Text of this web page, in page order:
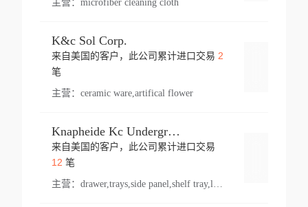
主营： microfiber cleaning cloth
K&c Sol Corp.
来自美国的客户，此公司累计进口交易 2
笔
主营： ceramic ware,artifical flower
Knapheide Kc Underground
来自美国的客户，此公司累计进口交易
12 笔
主营：